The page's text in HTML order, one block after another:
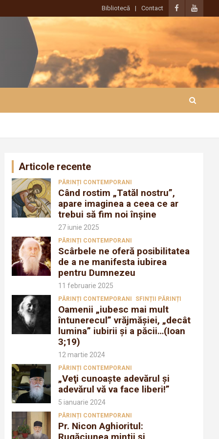
Bibliotecă Contact
Articole recente
PĂRINȚI CONTEMPORANI
Când rostim „Tatăl nostru”,
apare imaginea a ceea ce ar
trebui să fim noi înșine
27 iunie 2025
PĂRINȚI CONTEMPORANI
Scârbele ne oferă posibilitatea
de a ne manifesta iubirea
pentru Dumnezeu
11 februarie 2025
PĂRINȚI CONTEMPORANI SFINȚII PĂRINȚI
Oamenii „iubesc mai mult
întunerecul” vrăjmăşiei, „decât
lumina” iubirii şi a păcii…(Ioan
3;19)
12 martie 2024
PĂRINȚI CONTEMPORANI
„Veţi cunoaşte adevărul şi
adevărul vă va face liberi!”
5 ianuarie 2024
PĂRINȚI CONTEMPORANI
Pr. Nicon Aghioritul: